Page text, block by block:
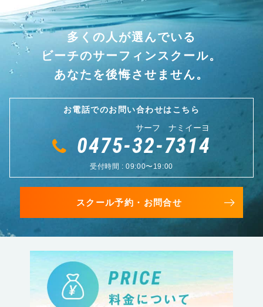
多くの人が選んでいる
ビーチのサーフィンスクール。
あなたを後悔させません。
お電話でのお問い合わせはこちら
サーフ ナミイーヨ
0475-32-7314
受付時間 : 09:00〜19:00
スクール予約・お問合せ